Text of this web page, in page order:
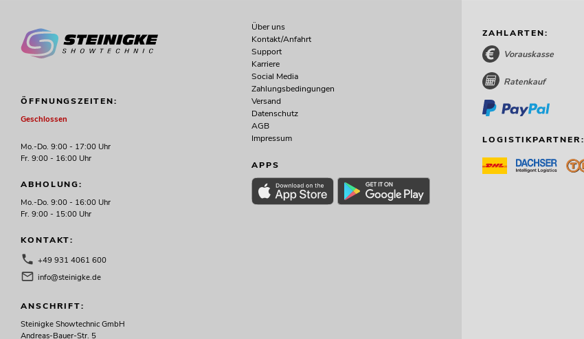
ÖFFNUNGSZEITEN:
Geschlossen
Mo.-Do. 9:00 - 17:00 Uhr
Fr. 9:00 - 16:00 Uhr
ABHOLUNG:
Mo.-Do. 9:00 - 16:00 Uhr
Fr. 9:00 - 15:00 Uhr
KONTAKT:
+49 931 4061 600
info@steinigke.de
ANSCHRIFT:
Steinigke Showtechnic GmbH
Andreas-Bauer-Str. 5
Über uns
Kontakt/Anfahrt
Support
Karriere
Social Media
Zahlungsbedingungen
Versand
Datenschutz
AGB
Impressum
APPS
ZAHLARTEN:
Vorauskasse
Ratenkauf
LOGISTIKPARTNER: